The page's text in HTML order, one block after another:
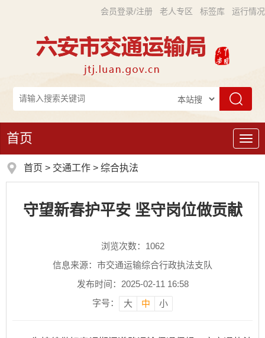
会员登录/注册 老人专区 标签库 运行情况
导
航
首页
首页 > 交通工作 > 综合执法
守望新春护平安 坚守岗位做贡献
浏览次数： 1062
信息来源：市交通运输综合行政执法支队
发布时间：2025-02-11 16:58
字号：
大 中 小